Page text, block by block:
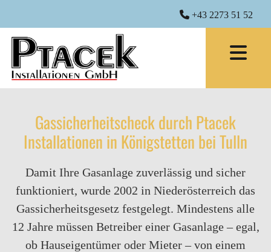
 +43 2273 51 52
Gassicherheitscheck durch Ptacek
Installationen in Königstetten bei Tulln
Damit Ihre Gasanlage zuverlässig und sicher
funktioniert, wurde 2002 in Niederösterreich das
Gassicherheitsgesetz festgelegt. Mindestens alle
12 Jahre müssen Betreiber einer Gasanlage – egal,
ob Hauseigentümer oder Mieter – von einem